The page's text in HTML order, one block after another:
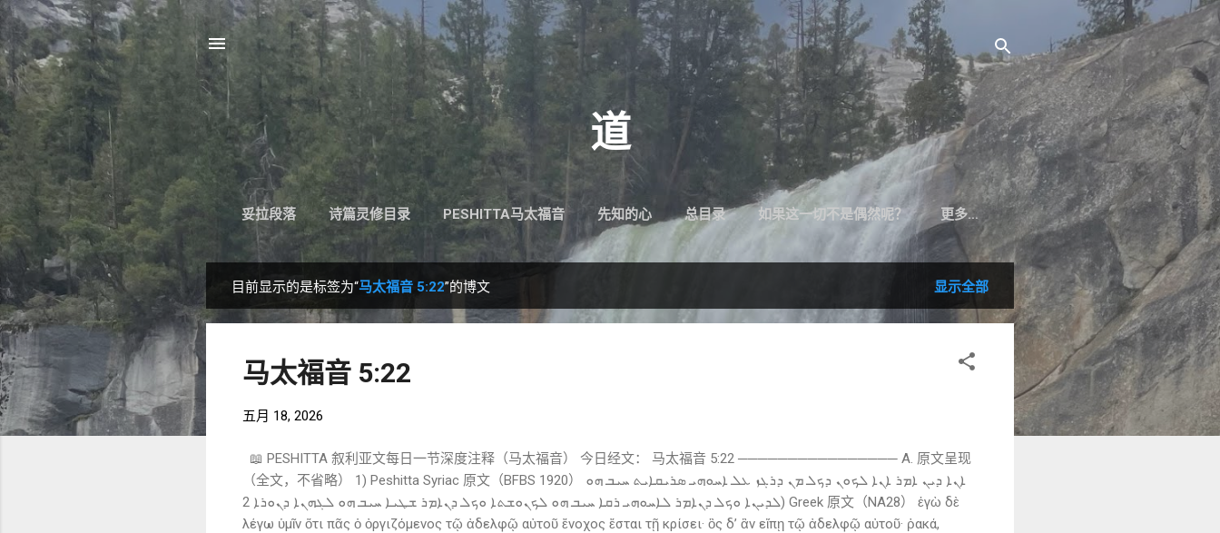
跳至主要内容
道
妥拉段落 诗篇灵修目录 PESHITTA马太福音 先知的心 总目录 如果这一切不是偶然呢？ 更多…
文
目前显示的是标签为“马太福音 5:22”的博文 显示全部
马太福音 5:22
五月 18, 2026
📖 PESHITTA 叙利亚文每日一节深度注释（马太福音） 今日经文： 马太福音 5:22 ──────────────── A. 原文呈现
（全文，不省略） 1) Peshitta Syriac 原文（BFBS 1920） ܐܢܐ ܕܝܢ ܐܡܪ ܐܢܐ ܠܟܘܢ ܕܟܠ ܡܢ ܕܪܓܙ ܥܠ ܐܚܘܗܝ ܣܪܝܩܐܝܬ ܚܝܒ ܗܘ
ܠܕܝܢܐ ܘܟܠ ܕܢܐܡܪ ܠܐܚܘܗܝ ܪܩܐ ܚܝܒ ܗܘ ܠܟܢܘܫܬܐ ܘܟܠ ܕܢܐܡܪ ܫܛܝܐ ܚܝܒ ܗܘ ܠܓܗܢܐ ܕܢܘܪܐ 2) Greek 原文（NA28） ἐγὼ δὲ
λέγω ὑμῖν ὅτι πᾶς ὁ ὀργιζόμενος τῷ ἀδελφῷ αὐτοῦ ἔνοχος ἔσται τῇ κρίσει· ὃς δ’ ἂν εἴπῃ τῷ ἀδελφῷ αὐτοῦ· ῥακά,